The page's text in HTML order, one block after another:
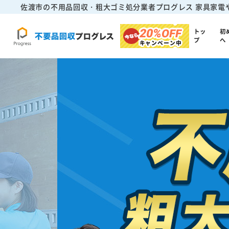
佐渡市の不用品回収・粗大ゴミ処分業者プログレス 家具家電
20%OFF
キャンペーン中
トッ
プ
初
へ